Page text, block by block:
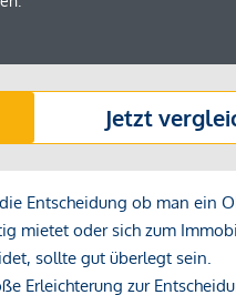
<2.500m
<2.500m
Luftlinie / Quelle:
kommt nicht mit der INFINA